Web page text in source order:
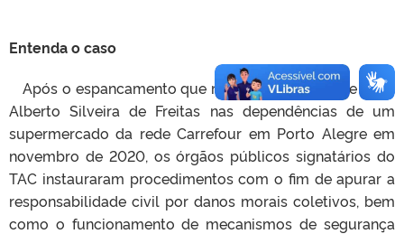
Entenda o caso
Após o espancamento que resultou na morte de João
Alberto Silveira de Freitas nas dependências de um
supermercado da rede Carrefour em Porto Alegre em
novembro de 2020, os órgãos públicos signatários do
TAC instauraram procedimentos com o fim de apurar a
responsabilidade civil por danos morais coletivos, bem
como o funcionamento de mecanismos de segurança